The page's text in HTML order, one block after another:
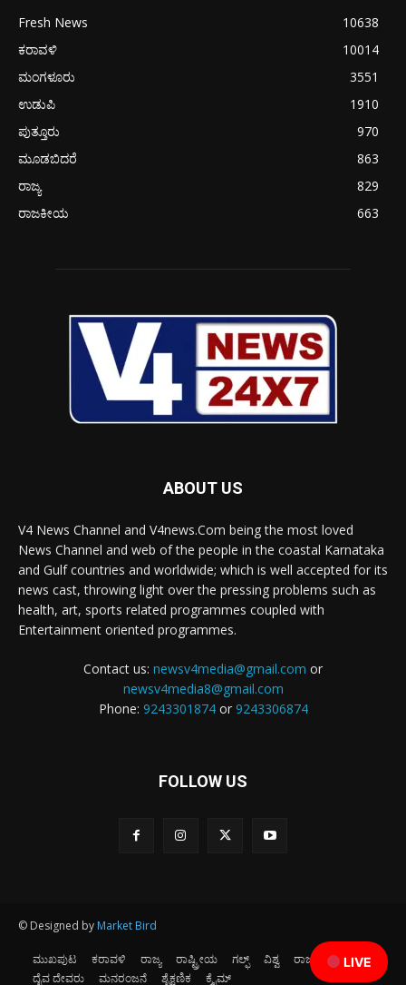
LIVE
Fresh News
10638
ಕರಾವಳಿ
10014
ಮಂಗಳೂರು
3551
ಉಡುಪಿ
1910
ಪುತ್ತೂರು
970
ಮೂಡಬಿದರೆ
863
ರಾಜ್ಯ
829
ರಾಜಕೀಯ
663
ABOUT US
V4 News Channel and V4news.Com being the most loved
News Channel and web of the people in the coastal Karnataka
and Gulf countries and worldwide; which is well accepted for its
news cast, throwing light over the pressing problems such as
health, art, sports related programmes coupled with
Entertainment oriented programmes.
Contact us: newsv4media@gmail.com or
newsv4media8@gmail.com
Phone: 9243301874or 9243306874
FOLLOW US
© Designed by Market Bird
ಮುಖಪುಟ ಕರಾವಳಿ ರಾಜ್ಯ ರಾಷ್ಟ್ರೀಯ ಗಲ್ಫ್ ವಿಶ್ವ ರಾಜಕೀಯ
ಕ್ರೀಡೆ
ದೈವ ದೇವರು
ಮನರಂಜನೆ ಶೈಕ್ಷಣಿಕ ಕ್ರೈಮ್